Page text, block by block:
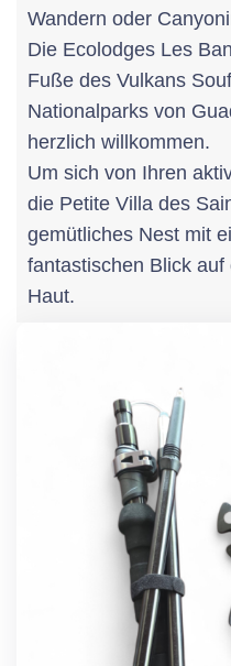
Wandern oder
Die Ecolodges Les
Fuße des Vulkans
Nationalparks von
herzlich willkommen.
Um sich von Ihren
die Petite Villa des
gemütliches Nest mit
fantastischen Blick
Haut.